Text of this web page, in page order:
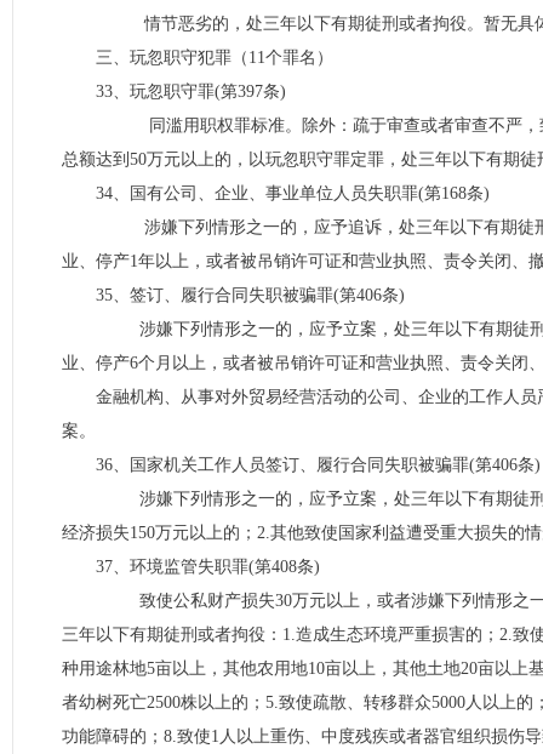
情节恶劣的，处三年以下有期徒刑或者拘役。暂无具
三、玩忽职守犯罪（11个罪名）
33、玩忽职守罪(第397条)
同滥用职权罪标准。除外：疏于审查或者审查不严，致
总额达到50万元以上的，以玩忽职守罪定罪，处三年以下有期徒
34、国有公司、企业、事业单位人员失职罪(第168条)
涉嫌下列情形之一的，应予追诉，处三年以下有期徒刑
业、停产1年以上，或者被吊销许可证和营业执照、责令关闭、
35、签订、履行合同失职被骗罪(第406条)
涉嫌下列情形之一的，应予立案，处三年以下有期徒刑
业、停产6个月以上，或者被吊销许可证和营业执照、责令关闭
金融机构、从事对外贸易经营活动的公司、企业的工作人
案。
36、国家机关工作人员签订、履行合同失职被骗罪(第406条)
涉嫌下列情形之一的，应予立案，处三年以下有期徒刑
经济损失150万元以上的；2.其他致使国家利益遭受重大损失的
37、环境监管失职罪(第408条)
致使公私财产损失30万元以上，或者涉嫌下列情形之一
三年以下有期徒刑或者拘役：1.造成生态环境严重损害的；2.
种用途林地5亩以上，其他农用地10亩以上，其他土地20亩以
者幼树死亡2500株以上的；5.致使疏散、转移群众5000人以上
功能障碍的；8.致使1人以上重伤、中度残疾或者器官组织损伤